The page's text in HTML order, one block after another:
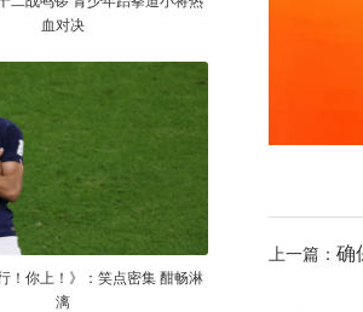
血对决
！你上！》：笑点密集 酣畅淋
漓
上一篇： 确